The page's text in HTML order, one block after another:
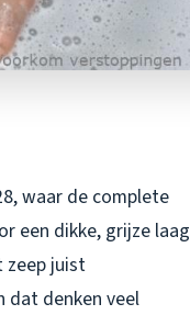
waar de complete
een dikke, grijze laag
zeep juist
dat denken veel